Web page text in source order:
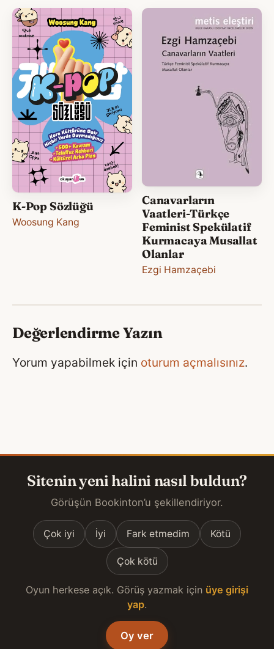
K-Pop Sözlüğü
Woosung Kang
Canavarların
Vaatleri-Türkçe
Feminist Spekülatif
Kurmacaya Musallat
Olanlar
Ezgi Hamzaçebi
Değerlendirme Yazın
Yorum yapabilmek için oturum açmalısınız.
Sitenin yeni halini nasıl buldun?
Görüşün Bookinton’u şekillendiriyor.
Çok iyi İyi Fark etmedim Kötü
Çok kötü
Oyun herkese açık. Görüş yazmak için üye girişi
yap.
Oy ver